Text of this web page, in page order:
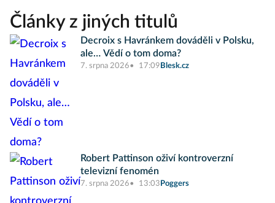
Články z jiných titulů
Decroix s Havránkem dováděli v Polsku,
ale… Vědí o tom doma?
7. srpna 2026 17:09 Blesk.cz
Robert Pattinson oživí kontroverzní
televizní fenomén
7. srpna 2026 13:03 Poggers